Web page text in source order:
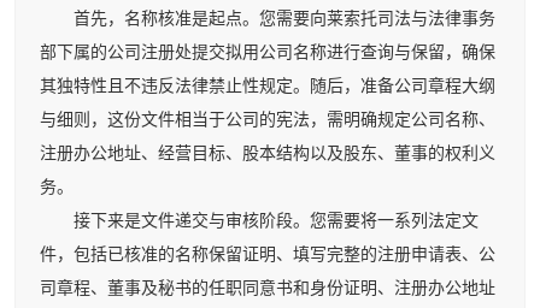
首先，名称核准是起点。您需要向莱索托司法与法律事务
部下属的公司注册处提交拟用公司名称进行查询与保留，确保
其独特性且不违反法律禁止性规定。随后，准备公司章程大纲
与细则，这份文件相当于公司的宪法，需明确规定公司名称、
注册办公地址、经营目标、股本结构以及股东、董事的权利义
务。
接下来是文件递交与审核阶段。您需要将一系列法定文
件，包括已核准的名称保留证明、填写完整的注册申请表、公
司章程、董事及秘书的任职同意书和身份证明、注册办公地址